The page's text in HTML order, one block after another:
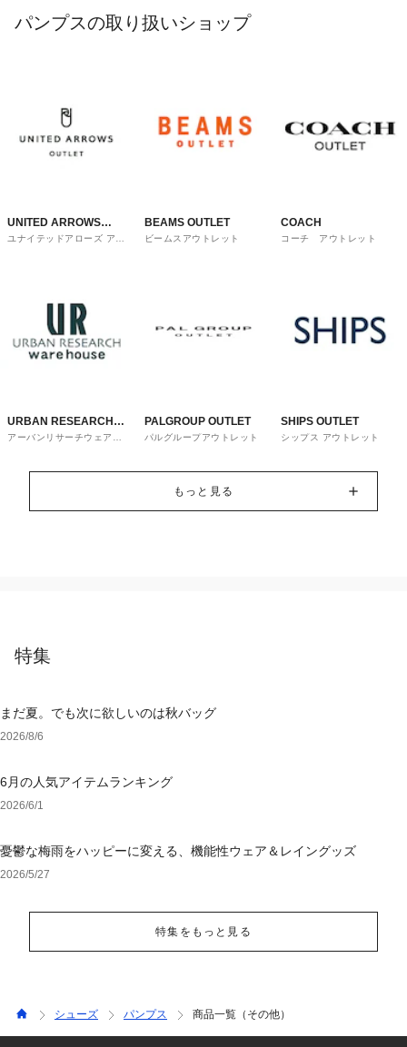
パンプスの取り扱いショップ
UNITED ARROWS
OUTLET
ユナイテッドアローズ アウ
BEAMS OUTLET
ビームスアウトレット
COACH
コーチ アウトレット
URBAN RESEARCH
ware house
アーバンリサーチウェアハ
PALGROUP OUTLET
パルグループアウトレット
SHIPS OUTLET
シップス アウトレット
もっと見る
特集
まだ夏。でも次に欲しいのは秋バッグ
2026/8/6
6月の人気アイテムランキング
2026/6/1
憂鬱な梅雨をハッピーに変える、機能性ウェア＆レイングッズ
2026/5/27
特集をもっと見る
シューズ パンプス 商品一覧（その他）